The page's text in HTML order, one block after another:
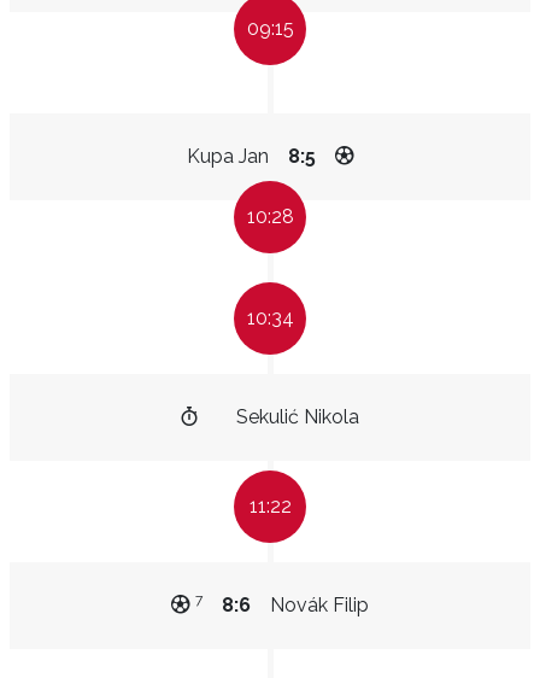
09:15
Kupa Jan 8:5
10:28
10:34
Sekulić Nikola
11:22
Novák Filip
8:6
7